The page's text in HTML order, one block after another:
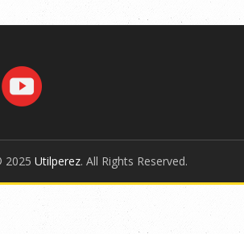
2025 Utilperez. All Rights Reserved.